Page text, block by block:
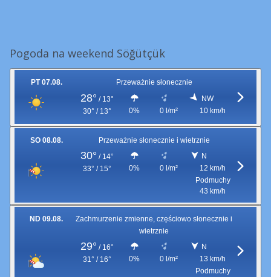
Pogoda na weekend Söğütçük
PT 07.08. Przeważnie słonecznie
28° / 13°
30° / 13°
0% 0 l/m²
NW
10 km/h
SO 08.08. Przeważnie słonecznie i wietrznie
30° / 14°
33° / 15°
0% 0 l/m²
N
12 km/h
Podmuchy
43 km/h
ND 09.08.
Zachmurzenie zmienne, częściowo słonecznie i
wietrznie
29° / 16°
31° / 16°
0% 0 l/m²
N
13 km/h
Podmuchy